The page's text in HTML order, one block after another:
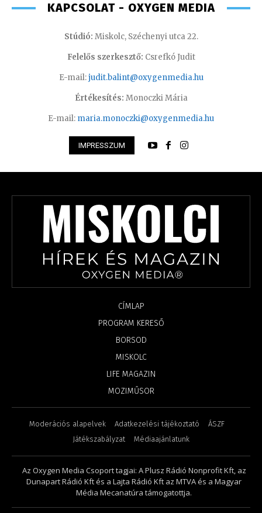
KAPCSOLAT - OXYGEN MEDIA
Stúdió: Miskolc, Széchenyi utca 22.
Felelős szerkesztő: Csrefkó Judit
E-mail:judit.balint@oxygenmedia.hu
Értékesítés: Monoczki Mária
E-mail: maria.monoczki@oxygenmedia.hu
IMPRESSZUM
CÍMLAP
PROGRAM KERESŐ
BORSOD
MISKOLC
LIFE MAGAZIN
MOZIMŰSOR
Moderációs alapelvek Adatkezelési tájékoztató
ÁSZF
Játékszabályzat
Médiaajánlatunk
Az Oxygen Media Csoport tagjai: A Plusz Rádió Nonprofit Kft, az
Dunapart Rádió Kft és a Lajta Rádió Kft az MTVA és a Magyar
Média Mecanatúra támogatottja.